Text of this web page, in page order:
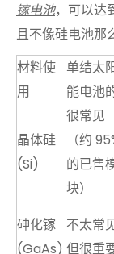
镓电池，可以达
且不像硅电池那
材料使
用
单结太
能电池
晶体硅
(Si)
很常见
（约
的已售
块）
砷化镓
(GaAs)
不太常
但很重